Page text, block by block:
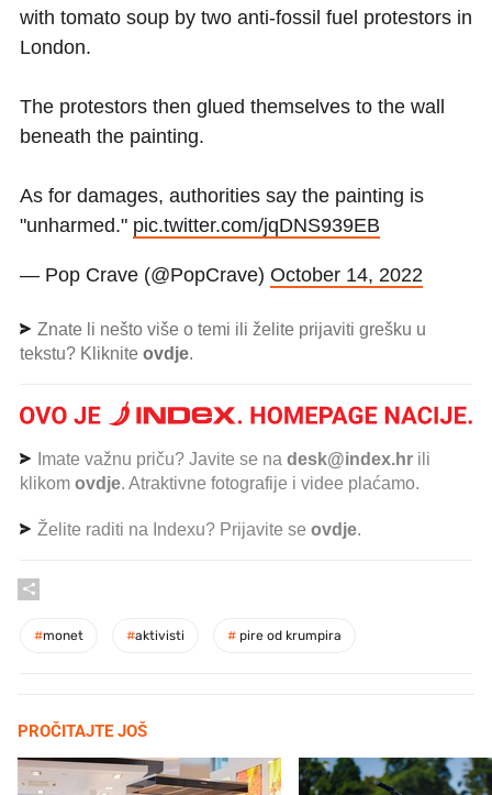
with tomato soup by two anti-fossil fuel protestors in
London.
The protestors then glued themselves to the wall
beneath the painting.
As for damages, authorities say the painting is
"unharmed." pic.twitter.com/jqDNS939EB
— Pop Crave (@PopCrave) October 14, 2022
Znate li nešto više o temi ili želite prijaviti grešku u
tekstu? Kliknite ovdje.
Imate važnu priču? Javite se na desk@index.hr ili
klikom ovdje. Atraktivne fotografije i videe plaćamo.
Želite raditi na Indexu? Prijavite se ovdje.
#monet #aktivisti # pire od krumpira
PROČITAJTE JOŠ